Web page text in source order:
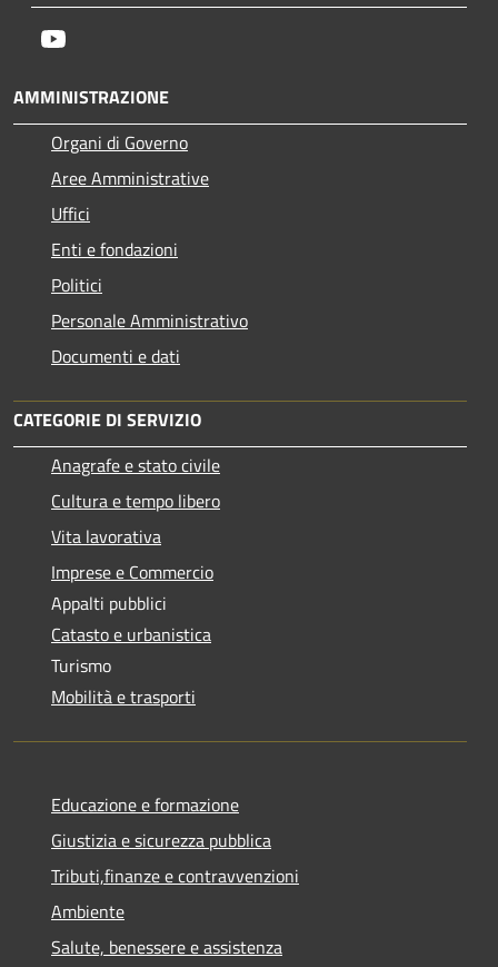
AMMINISTRAZIONE
Organi di Governo
Aree Amministrative
Uffici
Enti e fondazioni
Politici
Personale Amministrativo
Documenti e dati
CATEGORIE DI SERVIZIO
Anagrafe e stato civile
Cultura e tempo libero
Vita lavorativa
Imprese e Commercio
Appalti pubblici
Catasto e urbanistica
Turismo
Mobilità e trasporti
Educazione e formazione
Giustizia e sicurezza pubblica
Tributi,finanze e contravvenzioni
Ambiente
Salute, benessere e assistenza